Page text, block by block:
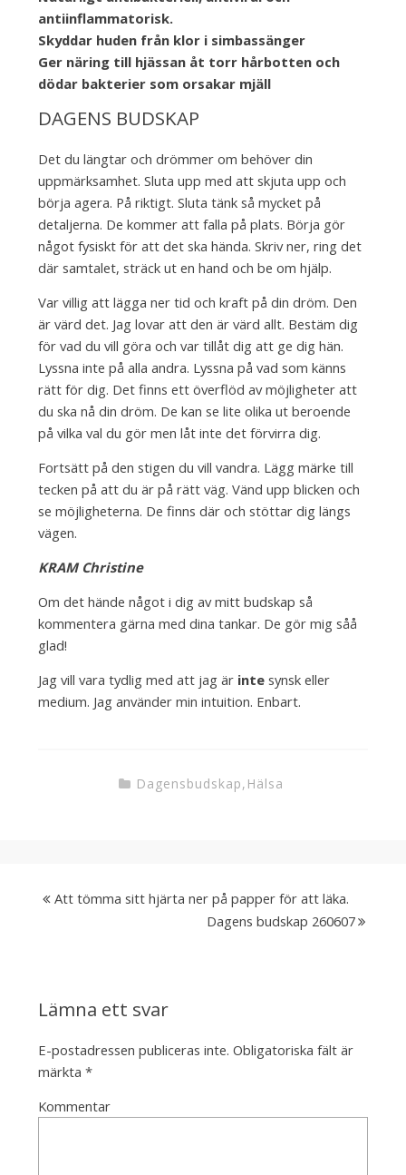
antiinflammatorisk.
Skyddar huden från klor i simbassänger
Ger näring till hjässan åt torr hårbotten och
dödar bakterier som orsakar mjäll
DAGENS BUDSKAP
Det du längtar och drömmer om behöver din
uppmärksamhet. Sluta upp med att skjuta upp och
börja agera. På riktigt. Sluta tänk så mycket på
detaljerna. De kommer att falla på plats. Börja gör
något fysiskt för att det ska hända. Skriv ner, ring det
där samtalet, sträck ut en hand och be om hjälp.
Var villig att lägga ner tid och kraft på din dröm. Den
är värd det. Jag lovar att den är värd allt. Bestäm dig
för vad du vill göra och var tillåt dig att ge dig hän.
Lyssna inte på alla andra. Lyssna på vad som känns
rätt för dig. Det finns ett överflöd av möjligheter att
du ska nå din dröm. De kan se lite olika ut beroende
på vilka val du gör men låt inte det förvirra dig.
Fortsätt på den stigen du vill vandra. Lägg märke till
tecken på att du är på rätt väg. Vänd upp blicken och
se möjligheterna. De finns där och stöttar dig längs
vägen.
KRAM Christine
Om det hände något i dig av mitt budskap så
kommentera gärna med dina tankar. De gör mig såå
glad!
Jag vill vara tydlig med att jag är intesynsk eller
medium. Jag använder min intuition. Enbart.
Dagensbudskap, Hälsa
Att tömma sitt hjärta ner på papper för att läka.
Dagens budskap 260607
Lämna ett svar
E-postadressen publiceras inte. Obligatoriska fält är
märkta *
Kommentar